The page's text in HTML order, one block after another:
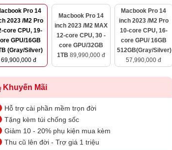
Pro 14
2023 /M2 Pro
core CPU, 19-
GPU/16GB
(Gray/Silver)
69,900,000 đ
Macbook Pro 14
inch 2023 /M2 MAX
12-core CPU, 30 -
core GPU/32GB
1TB 89,990,000 đ
Macbook Pro 14
inch 2023 /M2 Pro
10-core CPU, 16-
core GPU/ 16GB
512GB(Gray/Silver)
57,990,000 đ
Khuyến Mãi
Hỗ trợ cài phần mềm trọn đời
Tặng kèm túi chống sốc
Giảm 10 - 20% phụ kiện mua kèm
Thu cũ lên đời - Trợ giá 1 triệu